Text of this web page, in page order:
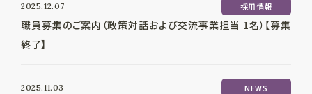
2025.12.07 採用情報
職員募集のご案内（政策対話および交流事業担当 1名）【募集
終了】
2025.11.03 NEWS